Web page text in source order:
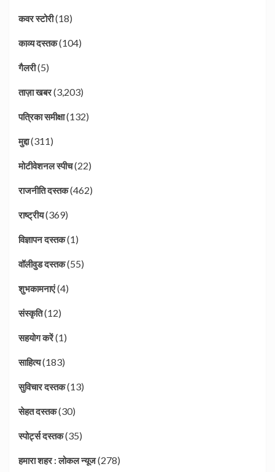
कवर स्टोरी(18)
काव्य दस्तक(104)
गैलरी(5)
ताज़ा खबर(3,203)
पत्रिका समीक्षा(132)
मुद्दा(311)
मोटीवेशनल स्पीच(22)
राजनीति दस्तक(462)
राष्ट्रीय(369)
विज्ञापन दस्तक(1)
वॉलीवुड दस्तक(55)
शुभकामनाएं(4)
संस्कृति(12)
सहयोग करें(1)
साहित्य(183)
सुविचार दस्तक(13)
सेहत दस्तक(30)
स्पोर्ट्स दस्तक(35)
हमारा शहर : लोकल न्यूज(278)